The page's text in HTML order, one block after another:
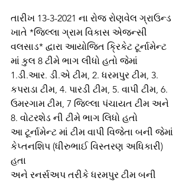
તારીખ 13-3-2021 ના રોજ રોણવેલ ગ્રાઉન્ડ
ખાતે *જિલ્લા ગ્રામ વિકાસ એજન્સી
વલસાડ* દ્વારા આયોજિત ક્રિકેટ ટૂર્નામેન્ટ
માં કુલ 8 ટીમે ભાગ લીધો હતો જેમાં
1.ડી.આર. ડી.એ ટીમ, 2. ધરમપુર ટીમ, 3.
કપરાડા ટીમ, 4. પારડી ટીમ, 5. વાપી ટીમ, 6.
ઉમરગામ ટીમ, 7 જિલ્લા પંચાયત ટીમ અને
8. વોટરશેડ ની ટીમે ભાગ લિધો હતો
આ ટૂર્નામેન્ટ માં ટીમ વાપી વિજેતા બની જેમાં
કેપ્તનશિપ (ધીરુભાઈ વિસ્તરણ અધિકારી)
હતા
અને રનર્સઅપ તરીકે ધરમપુર ટીમ બની